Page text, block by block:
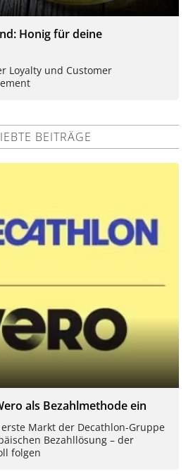
Honig für deine
Loyalty und Customer
BEITRÄGE
als Bezahlmethode ein
Markt der Decathlon-Gruppe
Bezahllösung – der
folgen